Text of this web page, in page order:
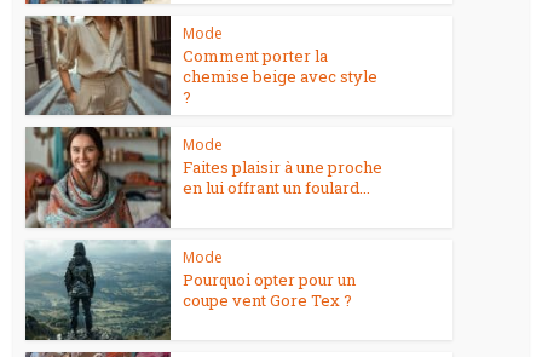
Mode
Comment porter la
chemise beige avec style
?
Mode
Faites plaisir à une proche
en lui offrant un foulard...
Mode
Pourquoi opter pour un
coupe vent Gore Tex ?